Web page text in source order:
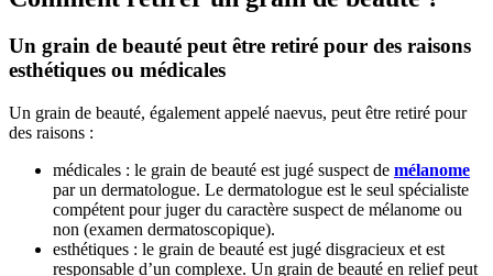
Un grain de beauté peut être retiré pour des raisons
esthétiques ou médicales
Un grain de beauté, également appelé naevus, peut être retiré pour
des raisons :
médicales : le grain de beauté est jugé suspect de mélanome
par un dermatologue. Le dermatologue est le seul spécialiste
compétent pour juger du caractère suspect de mélanome ou
non (examen dermatoscopique).
esthétiques : le grain de beauté est jugé disgracieux et est
responsable d’un complexe. Un grain de beauté en relief peut